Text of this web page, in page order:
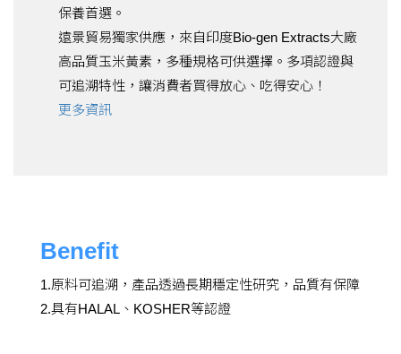
保養首選。
遠景貿易獨家供應，來自印度Bio-gen Extracts大廠
高品質玉米黃素，多種規格可供選擇。多項認證與
可追溯特性，讓消費者買得放心、吃得安心！
更多資訊
Benefit
1.原料可追溯，產品透過長期穩定性研究，品質有保障
2.具有HALAL、KOSHER等認證